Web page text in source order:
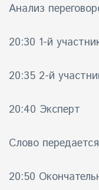
Анализ
20:30 1-й
20:35 2-й
20:40 Эксперт
Слово
20:50